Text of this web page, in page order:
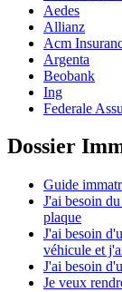
Aedes
Allianz
Acm
Argenta
Beobank
Ing
Federale
Dossier
Guide
J'ai besoin
plaque
J'ai besoin
véhicule et
J'ai besoin
Je veux